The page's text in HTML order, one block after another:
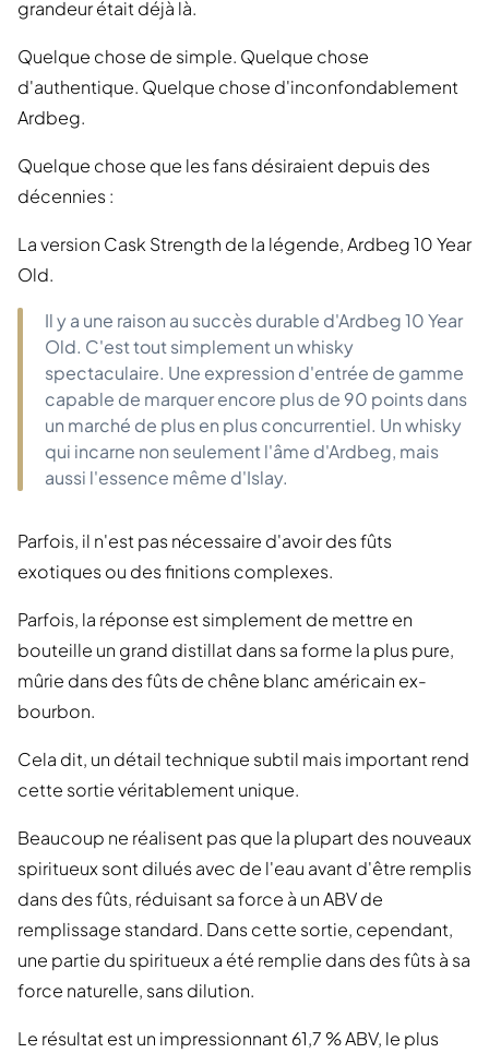
grandeur était déjà là.
Quelque chose de simple. Quelque chose
d'authentique. Quelque chose d'inconfondablement
Ardbeg.
Quelque chose que les fans désiraient depuis des
décennies :
La version Cask Strength de la légende, Ardbeg 10 Year
Old.
Il y a une raison au succès durable d'Ardbeg 10 Year
Old. C'est tout simplement un whisky
spectaculaire. Une expression d'entrée de gamme
capable de marquer encore plus de 90 points dans
un marché de plus en plus concurrentiel. Un whisky
qui incarne non seulement l'âme d'Ardbeg, mais
aussi l'essence même d'Islay.
Parfois, il n'est pas nécessaire d'avoir des fûts
exotiques ou des finitions complexes.
Parfois, la réponse est simplement de mettre en
bouteille un grand distillat dans sa forme la plus pure,
mûrie dans des fûts de chêne blanc américain ex-
bourbon.
Cela dit, un détail technique subtil mais important rend
cette sortie véritablement unique.
Beaucoup ne réalisent pas que la plupart des nouveaux
spiritueux sont dilués avec de l'eau avant d'être remplis
dans des fûts, réduisant sa force à un ABV de
remplissage standard. Dans cette sortie, cependant,
une partie du spiritueux a été remplie dans des fûts à sa
force naturelle, sans dilution.
Le résultat est un impressionnant 61,7 % ABV, le plus